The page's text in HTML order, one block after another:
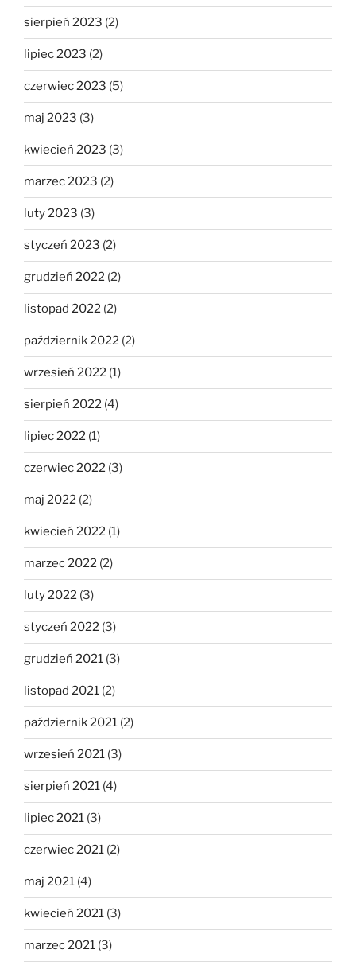
sierpień 2023 (2)
lipiec 2023 (2)
czerwiec 2023 (5)
maj 2023 (3)
kwiecień 2023 (3)
marzec 2023 (2)
luty 2023 (3)
styczeń 2023 (2)
grudzień 2022 (2)
listopad 2022 (2)
październik 2022 (2)
wrzesień 2022 (1)
sierpień 2022 (4)
lipiec 2022 (1)
czerwiec 2022 (3)
maj 2022 (2)
kwiecień 2022 (1)
marzec 2022 (2)
luty 2022 (3)
styczeń 2022 (3)
grudzień 2021 (3)
listopad 2021 (2)
październik 2021 (2)
wrzesień 2021 (3)
sierpień 2021 (4)
lipiec 2021 (3)
czerwiec 2021 (2)
maj 2021 (4)
kwiecień 2021 (3)
marzec 2021 (3)